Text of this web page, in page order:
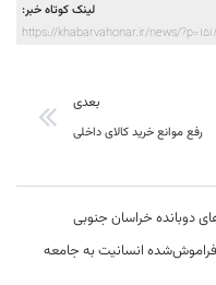
لینک کوتاه خبر:
https://khabarvahonar.ir/news/
بعدی
رفع موانع خرید کالای داخلی
انسانیت به جامعه